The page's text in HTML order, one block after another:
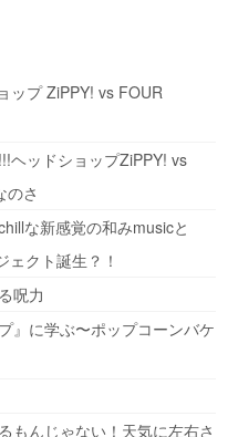
ップ ZiPPY! vs FOUR
ヘッドショップZiPPY! vs
のさ
な新感覚の和みmusicと
クト誕生？！
呪力
』に学ぶ〜ポップコーンバケ
もんじゃない！天気に左右さ